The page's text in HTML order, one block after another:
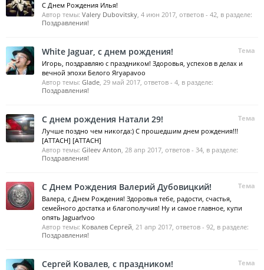
С Днем Рождения Илья!
Автор темы: Valery Dubovitsky, 4 июн 2017, ответов - 42, в разделе:
Поздравления!
Тема
White Jaguar, с днем рождения!
Игорь, поздравляю с праздником! Здоровья, успехов в делах и
вечной эпохи Белого Ягуараvoo
Автор темы: Glade, 29 май 2017, ответов - 4, в разделе:
Поздравления!
Тема
С днем рождения Натали 29!
Лучше поздно чем никогда:) С прошедшим днем рождения!!!
[ATTACH] [ATTACH]
Автор темы: Gileev Anton, 28 апр 2017, ответов - 34, в разделе:
Поздравления!
Тема
С Днем Рождения Валерий Дубовицкий!
Валера, с Днем Рождения! Здоровья тебе, радости, счастья,
семейного достатка и благополучия! Ну и самое главное, купи
опять Jaguar!voo
Автор темы: Ковалев Сергей, 21 апр 2017, ответов - 92, в разделе:
Поздравления!
Тема
Сергей Ковалев, с праздником!